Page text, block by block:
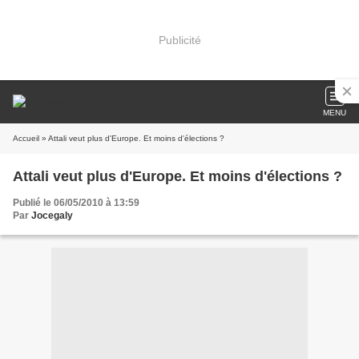
Publicité
MENU
Accueil » Attali veut plus d'Europe. Et moins d'élections ?
Attali veut plus d'Europe. Et moins d'élections ?
Publié le 06/05/2010 à 13:59
Par Jocegaly